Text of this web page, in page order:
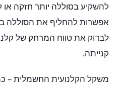
להשקיע בסוללה יותר חזקה
אפשרות להחליף את הסוללה
לבדוק את טווח המרחק של
קנייתה.
משקל הקלנועית החשמלית –